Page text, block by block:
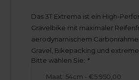
Das 3T Extrema ist ein High-
Gravelbike mit maximaler
aerodynamischem
Gravel, Bikepacking und extreme
Bitte wählen Sie: *